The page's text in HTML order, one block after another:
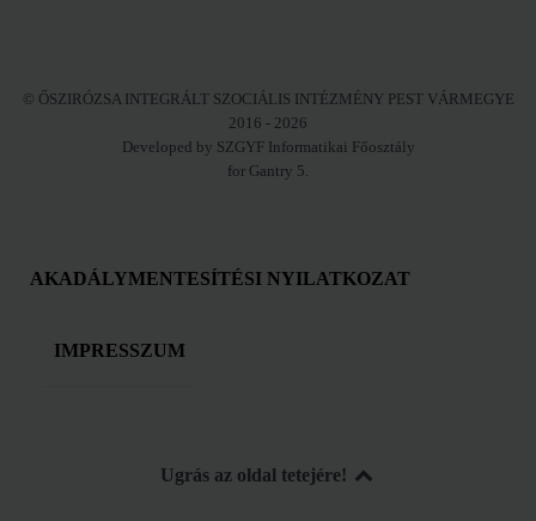
© ŐSZIRÓZSA INTEGRÁLT SZOCIÁLIS INTÉZMÉNY PEST VÁRMEGYE
2016 - 2026
Developed by SZGYF Informatikai Főosztály
for Gantry 5.
AKADÁLYMENTESÍTÉSI NYILATKOZAT
IMPRESSZUM
Ugrás az oldal tetejére!